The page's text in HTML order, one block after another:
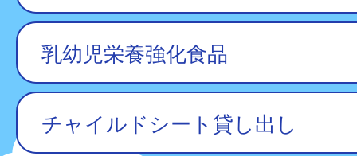
乳幼児栄養強化食品
チャイルドシート貸し出し